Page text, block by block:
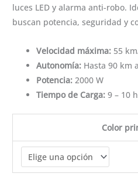
luces LED y alarma anti-robo.
buscan potencia, seguridad y
Velocidad máxima: 55
Autonomía: Hasta 90 km
Potencia: 2000 W
Tiempo de Carga: 9 – 10
Color